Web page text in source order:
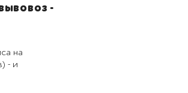
-
на
- и